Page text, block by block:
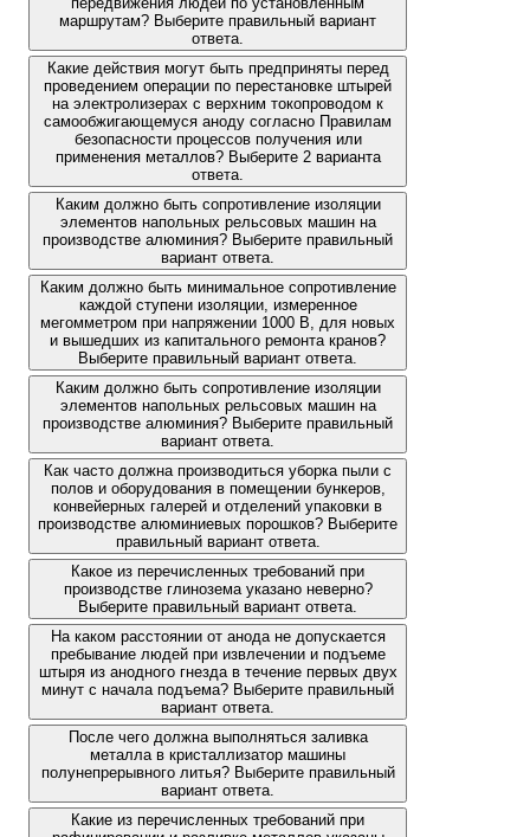
маршрутам? Выберите правильный вариант
ответа.
Какие действия могут быть предприняты перед
проведением операции по перестановке штырей
на электролизерах с верхним токопроводом к
самообжигающемуся аноду согласно Правилам
безопасности процессов получения или
применения металлов? Выберите 2 варианта
ответа.
Каким должно быть сопротивление изоляции
элементов напольных рельсовых машин на
производстве алюминия? Выберите правильный
вариант ответа.
Каким должно быть минимальное сопротивление
каждой ступени изоляции, измеренное
мегомметром при напряжении 1000 В, для новых
и вышедших из капитального ремонта кранов?
Выберите правильный вариант ответа.
Каким должно быть сопротивление изоляции
элементов напольных рельсовых машин на
производстве алюминия? Выберите правильный
вариант ответа.
Как часто должна производиться уборка пыли с
полов и оборудования в помещении бункеров,
конвейерных галерей и отделений упаковки в
производстве алюминиевых порошков? Выберите
правильный вариант ответа.
Какое из перечисленных требований при
производстве глинозема указано неверно?
Выберите правильный вариант ответа.
На каком расстоянии от анода не допускается
пребывание людей при извлечении и подъеме
штыря из анодного гнезда в течение первых двух
минут с начала подъема? Выберите правильный
вариант ответа.
После чего должна выполняться заливка
металла в кристаллизатор машины
полунепрерывного литья? Выберите правильный
вариант ответа.
Какие из перечисленных требований при